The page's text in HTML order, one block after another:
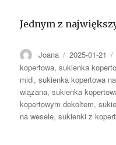
Jednym z
Autor
Joana Opublikowano
2025-01-21
kopertowa,sukienka
midi,sukienka kopertowa
wiązana,sukienka
kopertowym dekoltem,
na wesele,sukienki z